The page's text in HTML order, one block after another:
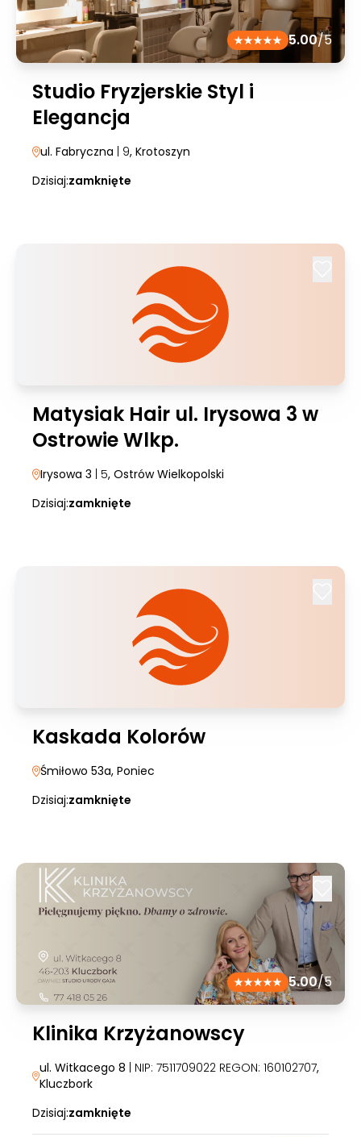
5.00/5
Studio Fryzjerskie Styl i
Elegancja
ul. Fabryczna | 9, Krotoszyn
Dzisiaj:zamknięte
Matysiak Hair ul. Irysowa 3 w
Ostrowie Wlkp.
Irysowa 3 | 5, Ostrów Wielkopolski
Dzisiaj:zamknięte
Kaskada Kolorów
Śmiłowo 53a, Poniec
Dzisiaj:zamknięte
5.00/5
Klinika Krzyżanowscy
ul. Witkacego 8 | NIP: 7511709022 REGON: 160102707,
Kluczbork
Dzisiaj:zamknięte